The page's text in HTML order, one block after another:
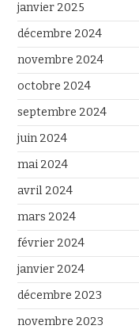
janvier 2025
décembre 2024
novembre 2024
octobre 2024
septembre 2024
juin 2024
mai 2024
avril 2024
mars 2024
février 2024
janvier 2024
décembre 2023
novembre 2023